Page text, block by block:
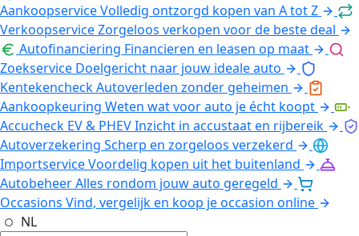
AankoopserviceVolledig ontzorgd kopen van A tot Z
VerkoopserviceZorgeloos verkopen voor de beste deal
Autofinanciering Financieren en leasen op maat
Zoekservice Doelgericht naar jouw ideale auto
KentekencheckAutoverleden zonder geheimen
Aankoopkeuring Weten wat voor auto je écht koopt
Accucheck EV & PHEVInzicht in accustaat en rijbereik
Autoverzekering Scherp en zorgeloos verzekerd
ImportserviceVoordelig kopen uit het buitenland
AutobeheerAlles rondom jouw auto geregeld
Occasions Vind, vergelijk en koop je occasion online
NL